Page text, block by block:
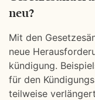
neu?
Mit den
neue
kündigung.
für den
teilweise